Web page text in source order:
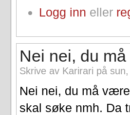
Logg inn eller
Nei nei, du
Skrive av Karirari på
Nei nei, du må
skal søke nmh. Da